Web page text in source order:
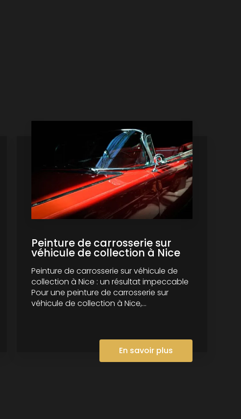
Peinture de carrosserie sur
véhicule de collection à Nice
Peinture de carrosserie sur véhicule de
collection à Nice : un résultat impeccable
Pour une peinture de carrosserie sur
véhicule de collection à Nice,...
En savoir plus